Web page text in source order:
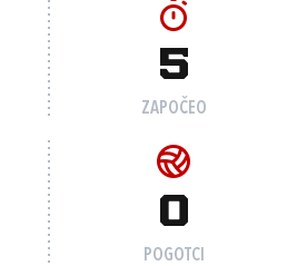
5
ZAPOČEO
0
POGOTCI